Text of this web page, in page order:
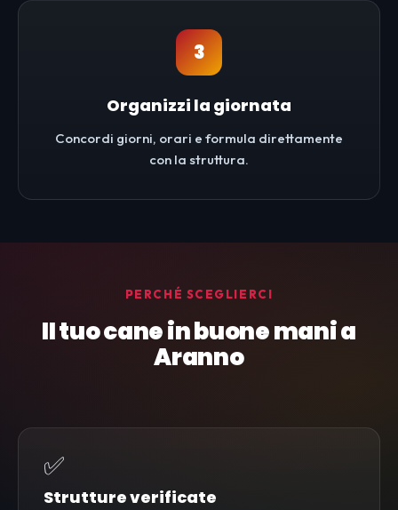
3
Organizzi la giornata
Concordi giorni, orari e formula direttamente
con la struttura.
PERCHÉ SCEGLIERCI
Il tuo cane in buone mani a
Aranno
✅
Strutture verificate